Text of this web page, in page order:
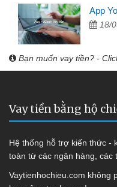
App
18/
Bạn muốn vay tiền? -
Vay tiền bằng hộ
Hệ thống hỗ trợ kiến thức -
toàn từ các ngân hàng, các
Vaytienhochieu.com không